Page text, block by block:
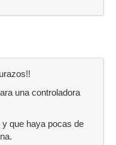
una controladora
y que haya pocas de